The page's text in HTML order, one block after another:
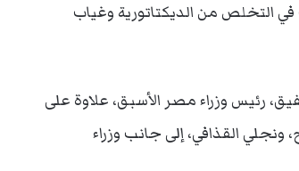
التخلص من الديكتاتورية وغياب
رئيس وزراء مصر الأسبق، علاوة على
ونجلي القذافي، إلى جانب وزراء